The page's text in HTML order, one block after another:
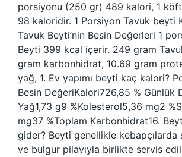
porsiyonu (250 gr) 489 kalori, 1
98 kaloridir. 1 Porsiyon Tavuk beyti
Tavuk Beyti’nin Besin Değerleri 1
Beyti 399 kcal içerir. 249 gram
gram karbonhidrat, 10.69 gram
yağ, 1. Ev yapımı beyti kaç kalori?
Besin DeğeriKalori726,85 % Günlük
Yağ1,73 g9 %Kolesterol5,36 mg2
mg37 %Toplam Karbonhidrat16.
gider? Beyti genellikle kebapçılarda
ve bulgur pilavıyla birlikte servis